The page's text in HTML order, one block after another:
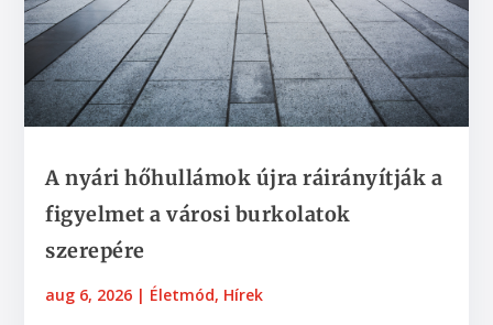
A nyári hőhullámok újra ráirányítják a
figyelmet a városi burkolatok
szerepére
aug 6, 2026 | Életmód, Hírek